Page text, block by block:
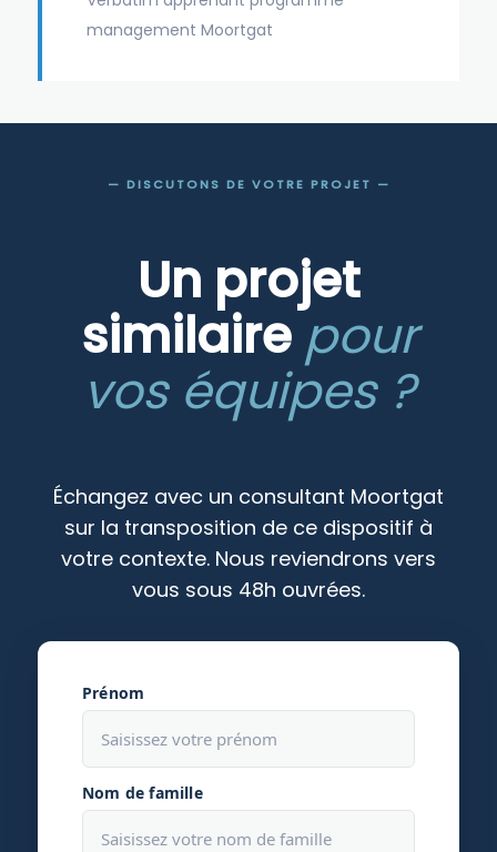
management Moortgat
— DISCUTONS DE VOTRE PROJET —
Un projet
similaire pour
vos équipes ?
Échangez avec un consultant Moortgat
sur la transposition de ce dispositif à
votre contexte. Nous reviendrons vers
vous sous 48h ouvrées.
Prénom
Nom de famille